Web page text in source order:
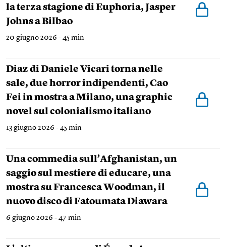
la terza stagione di Euphoria, Jasper
Johns a Bilbao
20 giugno 2026 - 45 min
Diaz di Daniele Vicari torna nelle
sale, due horror indipendenti, Cao
Fei in mostra a Milano, una graphic
novel sul colonialismo italiano
13 giugno 2026 - 45 min
Una commedia sull’Afghanistan, un
saggio sul mestiere di educare, una
mostra su Francesca Woodman, il
nuovo disco di Fatoumata Diawara
6 giugno 2026 - 47 min